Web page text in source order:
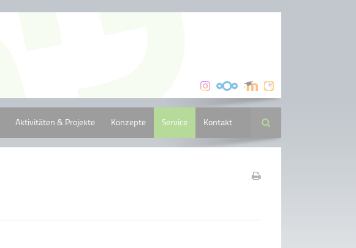
Aktivitäten & Projekte Konzepte Service Kontakt Suche